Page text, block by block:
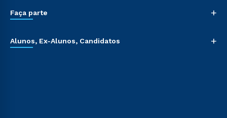
Faça parte +
Alunos, Ex-Alunos, Candidatos +